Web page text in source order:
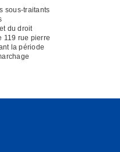
sous-traitants
du droit
119 rue pierre
la période